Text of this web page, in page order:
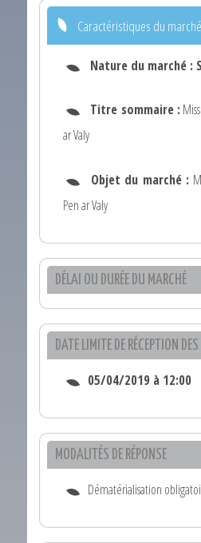
Caractéristiques du marché
Nature du marché :
Titre sommaire :
ar Valy
Objet du marché :
Pen ar Valy
DÉLAI OU DURÉE DU MARCHÉ
DATE LIMITE DE RÉCEPTION DES
05/04/2019 à 12:00
MODALITÉS DE RÉPONSE
Dématérialisation